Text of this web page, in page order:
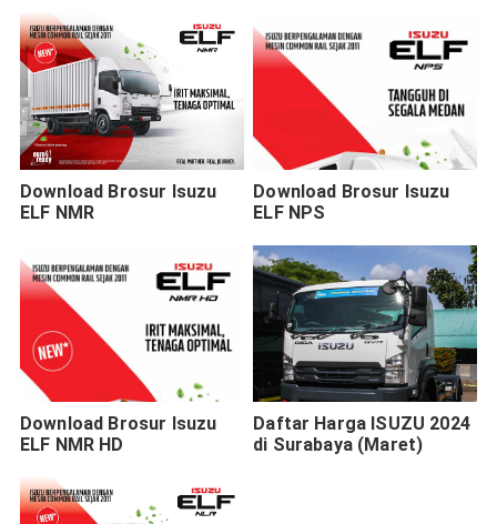
Download Brosur Isuzu
ELF NMR
Download Brosur Isuzu
ELF NPS
Download Brosur Isuzu
ELF NMR HD
Daftar Harga ISUZU 2024
di Surabaya (Maret)